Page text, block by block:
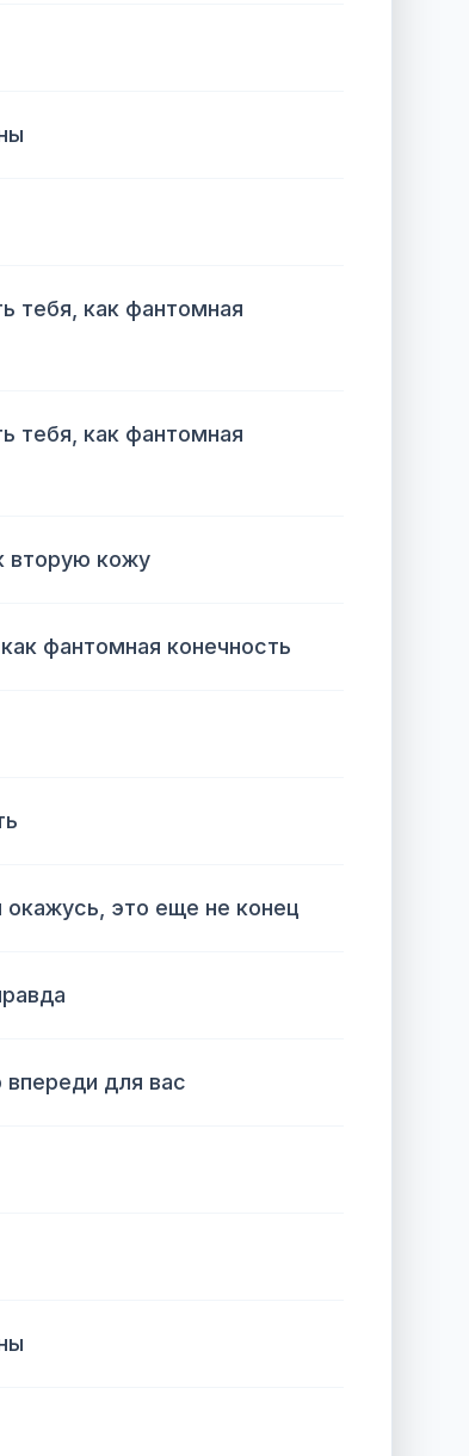
тебя, как фантомная
тебя, как фантомная
вторую кожу
фантомная конечность
окажусь, это еще не конец
для вас